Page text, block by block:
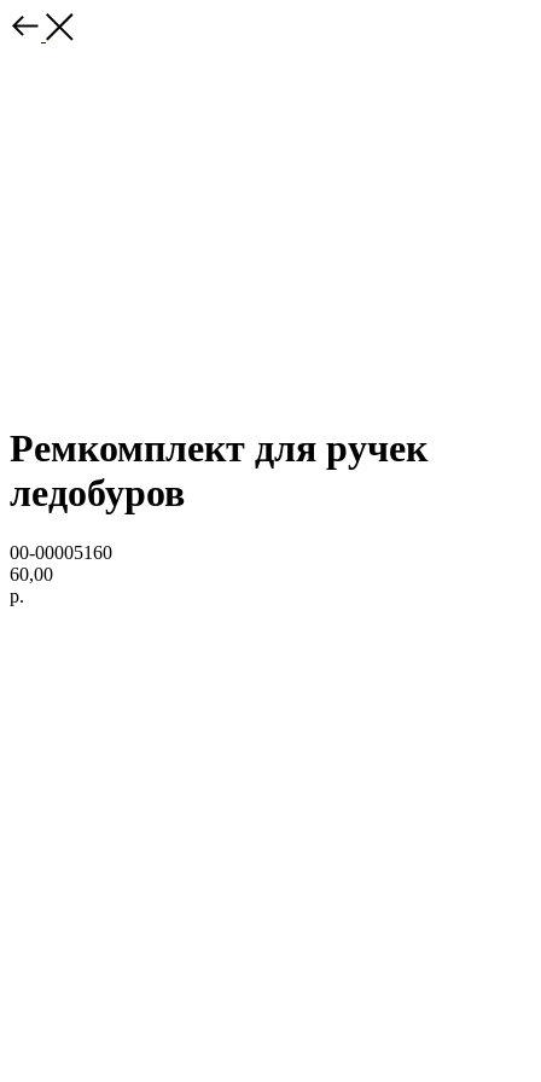
Ремкомплект для ручек
ледобуров
00-00005160
60,00
р.